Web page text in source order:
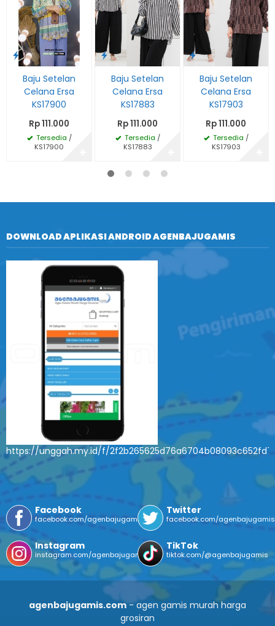
Baju Setelan
Celana Ersa
KS17900
Rp 111.000
Tersedia /
KS17900
Baju Setelan
Celana Ersa
KS17883
Rp 111.000
Tersedia /
KS17883
Baju Setelan
Celana Ersa
KS17903
Rp 111.000
Tersedia /
KS17903
DOWNLOAD APLIKASI ANDROID AGENBAJUGAMIS
https://unggah.my.id/f/
Facebook
facebook.com/agenbajugamis
Twitter
facebook.com/
Instagram
instagram.com/agenbajugamis/
TikTok
tiktok.com/@agenbajugamis
agenbajugamis.com- agen gamis murah harga
grosiran